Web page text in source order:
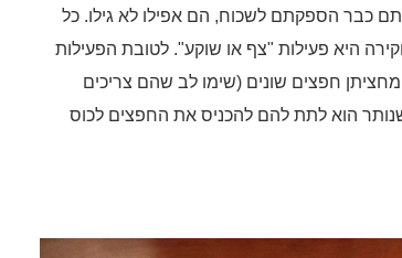
כבר הספקתם לשכוח, הם אפילו לא גילו. כל
היא פעילות "צף או שוקע". לטובת הפעילות
חפצים שונים (שימו לב שהם צריכים
שנותר הוא לתת להם להכניס את החפצים לכוס